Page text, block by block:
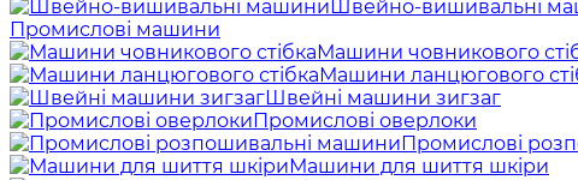
Швейно-вишивальні
Промислові машини
Машини човникового
Машини ланцюгового
Швейні машини зигзаг
Промислові оверлоки
Промислові
Машини для шиття шкіри